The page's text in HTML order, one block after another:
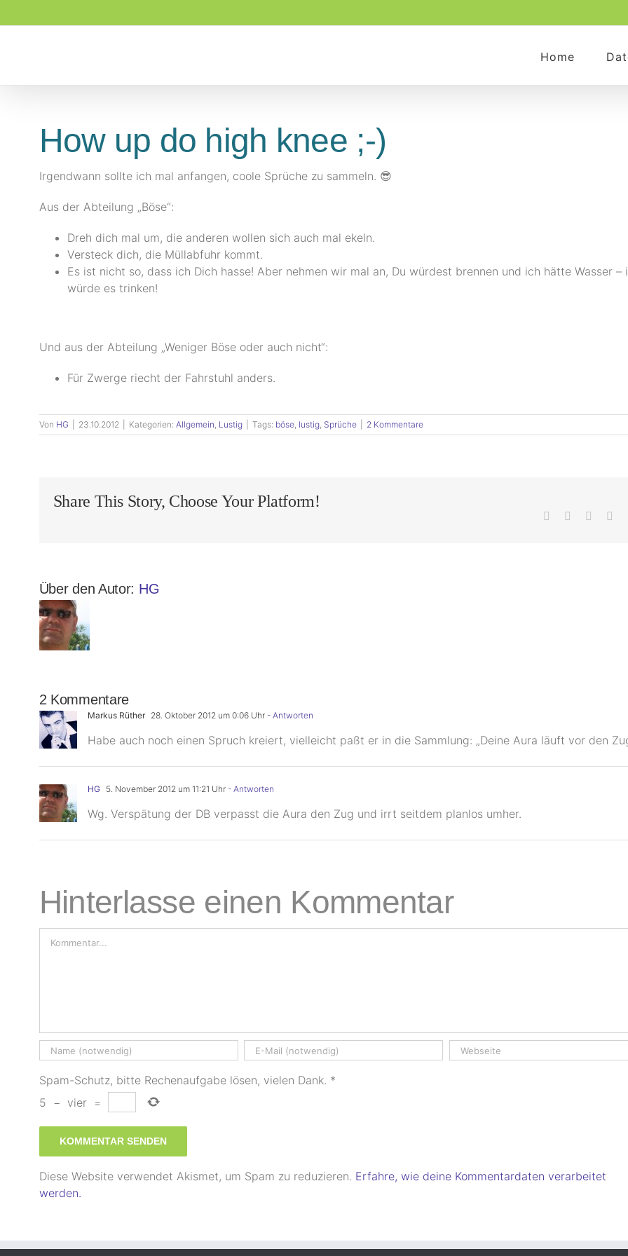
Inhalt
Home
How up do high knee ;-)
Irgendwann sollte ich mal anfangen, coole Sprüche zu sammeln. 😎
Aus der Abteilung „Böse“:
Dreh dich mal um, die anderen wollen sich auch mal ekeln.
Versteck dich, die Müllabfuhr kommt.
Es ist nicht so, dass ich Dich hasse! Aber nehmen wir mal an, Du würdest brennen und ich hätte Wasser –
würde es trinken!
Und aus der Abteilung „Weniger Böse oder auch nicht“:
Für Zwerge riecht der Fahrstuhl anders.
Von HG 23.10.2012 Kategorien: Allgemein, Lustig Tags: böse, lustig, Sprüche 2 Kommentare
Share This Story, Choose Your Platform!
Facebook
Über den Autor: HG
2 Kommentare
Markus Rüther 28. Oktober 2012 um 0:06 Uhr- Antworten
Habe auch noch einen Spruch kreiert, vielleicht paßt er in die Sammlung: „Deine Aura läuft vor den
HG 5. November 2012 um 11:21 Uhr- Antworten
Wg. Verspätung der DB verpasst die Aura den Zug und irrt seitdem planlos umher.
Hinterlasse einen Kommentar
Kommentar
Spam-Schutz, bitte Rechenaufgabe lösen, vielen Dank. *
5 − vier =
Diese Website verwendet Akismet, um Spam zu reduzieren. Erfahre, wie deine Kommentardaten verarbeitet
werden.